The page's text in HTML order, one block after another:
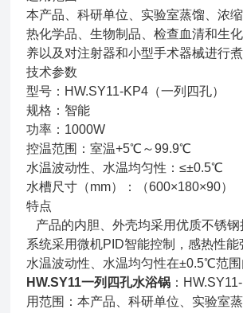
本产品、科研单位、实验室蒸馏、浓
热化学品、生物制品、检查血清和生
养以及对注射器和小型手术器械进行煮
技术参数
型号：HW.SY11-KP4（一列四孔）
规格：智能
功率：1000W
控温范围：室温+5℃～99.9℃
水温波动性、水温均匀性：≤±0.5℃
水槽尺寸（mm）：（600×180×90）
特点
产品的内胆、外壳均采用优质不锈
系统采用微机PID智能控制，感热性能
水温波动性、水温均匀性在±0.5℃范围
HW.SY11一列四孔水浴锅 ：
用范围：本产品、科研单位、实验室